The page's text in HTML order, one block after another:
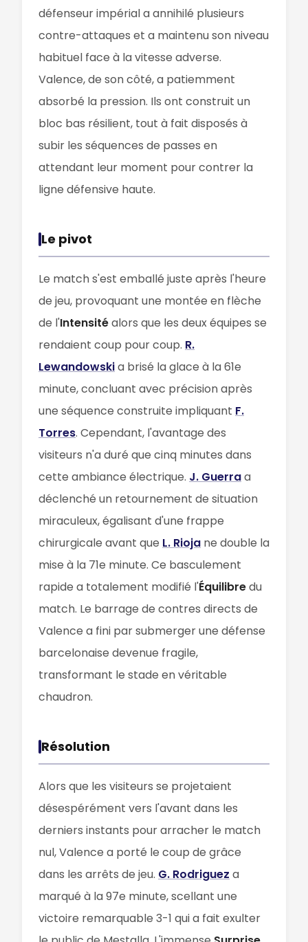
défenseur impérial a annihilé plusieurs
contre-attaques et a maintenu son niveau
habituel face à la vitesse adverse.
Valence, de son côté, a patiemment
absorbé la pression. Ils ont construit un
bloc bas résilient, tout à fait disposés à
subir les séquences de passes en
attendant leur moment pour contrer la
ligne défensive haute.
Le pivot
Le match s'est emballé juste après l'heure
de jeu, provoquant une montée en flèche
de l'Intensitéalors que les deux équipes se
rendaient coup pour coup. R.
Lewandowskia brisé la glace à la 61e
minute, concluant avec précision après
une séquence construite impliquant F.
Torres. Cependant, l'avantage des
visiteurs n'a duré que cinq minutes dans
cette ambiance électrique. J. Guerraa
déclenché un retournement de situation
miraculeux, égalisant d'une frappe
chirurgicale avant que L. Rioja ne double la
mise à la 71e minute. Ce basculement
rapide a totalement modifié l'Équilibredu
match. Le barrage de contres directs de
Valence a fini par submerger une défense
barcelonaise devenue fragile,
transformant le stade en véritable
chaudron.
Résolution
Alors que les visiteurs se projetaient
désespérément vers l'avant dans les
derniers instants pour arracher le match
nul, Valence a porté le coup de grâce
dans les arrêts de jeu. G. Rodriguez a
marqué à la 97e minute, scellant une
victoire remarquable 3-1 qui a fait exulter